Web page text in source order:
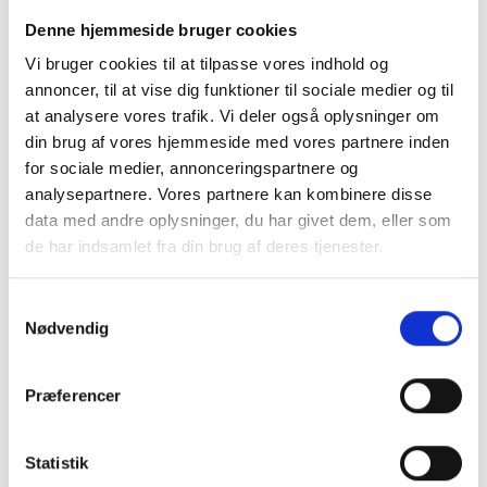
Denne hjemmeside bruger cookies
Vi bruger cookies til at tilpasse vores indhold og
annoncer, til at vise dig funktioner til sociale medier og til
at analysere vores trafik. Vi deler også oplysninger om
din brug af vores hjemmeside med vores partnere inden
for sociale medier, annonceringspartnere og
analysepartnere. Vores partnere kan kombinere disse
data med andre oplysninger, du har givet dem, eller som
de har indsamlet fra din brug af deres tjenester.
Nødvendig
Præferencer
Statistik
Alkove
Anhængertræk
Vintermåtte førerhus
Motor volumen: 2,8 JTD
Motorfabrikat: Fiat
Selepladser: 6
Tandrem skiftet km.: 203467
Indretning
Std. indret. m/toilet
Gardin i førerhus
Dobbeltseng i alkove
Opred. I siddegrp.
El, Elektronik & Medie
Senge-spots